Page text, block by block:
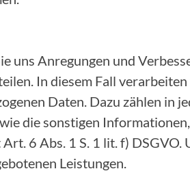
uns Anregungen und
In diesem Fall
Daten. Dazu zählen in
die sonstigen
6 Abs. 1 S. 1 lit. f) DSGVO.
Leistungen.